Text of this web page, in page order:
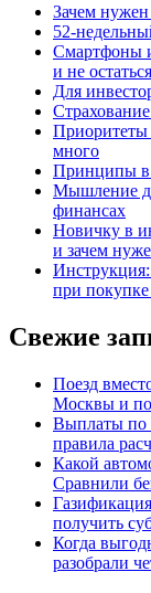
Зачем нужен
52-
Смартфоны и
и не
Для
Приоритеты
много
Принципы в
Мышление
финансах
Новичку в
и зачем
при
Свежие
Поезд
Москвы и
Выплаты по
правила
Какой
Сравнили
получить
Когда
разобрали